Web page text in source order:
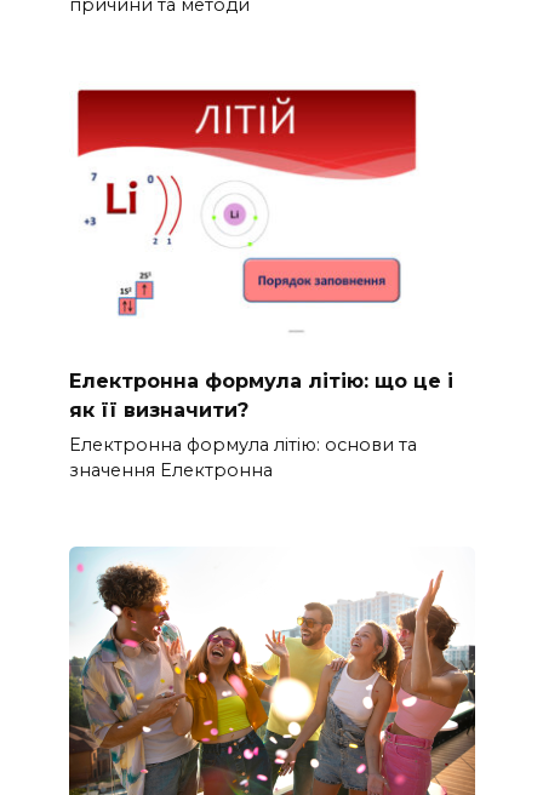
причини та методи
Електронна формула літію: що це і
як її визначити?
Електронна формула літію: основи та
значення Електронна